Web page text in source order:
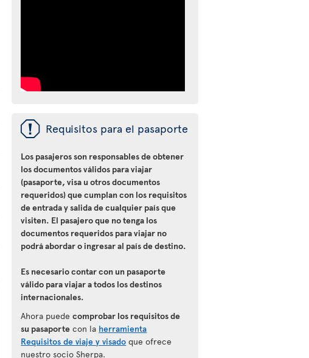
ü Requisitos para el pasaporte
Los pasajeros son responsables de obtener
los documentos válidos para viajar
(pasaporte, visa u otros documentos
requeridos) que cumplan con los requisitos
de entrada y salida de cualquier país que
visiten. El pasajero que no tenga los
documentos requeridos para viajar no
podrá abordar o ingresar al país de destino.
Es necesario contar con un pasaporte
válido para viajar a todos los destinos
internacionales.
Ahora puedecomprobar los requisitos de
su pasaporte con la herramienta
Requisitos de viaje y visado que ofrece
nuestro socio Sherpa.